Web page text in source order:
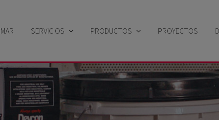
SERVICIOS
Sector industrial
Sector Naval
PRODUCTOS
Búsqueda por solución
Búsqueda por familia de productos
Búsqueda por marca
PROYECTOS